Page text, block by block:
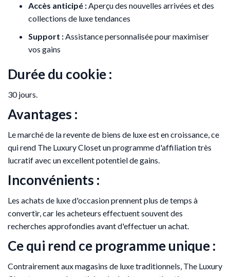
Accès anticipé :Aperçu des nouvelles arrivées et des
collections de luxe tendances
Support :Assistance personnalisée pour maximiser
vos gains
Durée du cookie :
30 jours.
Avantages :
Le marché de la revente de biens de luxe est en croissance, ce
qui rend The Luxury Closet un programme d'affiliation très
lucratif avec un excellent potentiel de gains.
Inconvénients :
Les achats de luxe d'occasion prennent plus de temps à
convertir, car les acheteurs effectuent souvent des
recherches approfondies avant d'effectuer un achat.
Ce qui rend ce programme unique :
Contrairement aux magasins de luxe traditionnels, The Luxury